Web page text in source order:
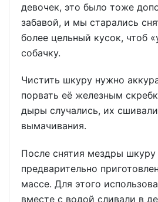
девочек, это было тоже
забавой, и мы старались
более цельный кусок, чтоб
собачку.
Чистить шкуру нужно
порвать её железным
дыры случались, их
вымачивания.
После снятия мездры
предварительно
массе. Для этого
вместе с водой сливали в